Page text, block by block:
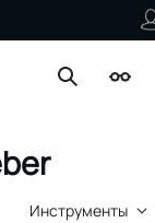
Поиск
Инструменты